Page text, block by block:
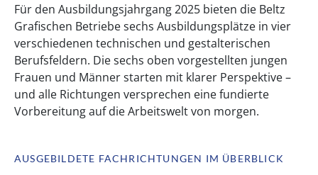
Für den Ausbildungsjahrgang 2025 bieten die Beltz
Grafischen Betriebe sechs Ausbildungsplätze in vier
verschiedenen technischen und gestalterischen
Berufsfeldern. Die sechs oben vorgestellten jungen
Frauen und Männer starten mit klarer Perspektive –
und alle Richtungen versprechen eine fundierte
Vorbereitung auf die Arbeitswelt von morgen.
AUSGEBILDETE FACHRICHTUNGEN IM ÜBERBLICK